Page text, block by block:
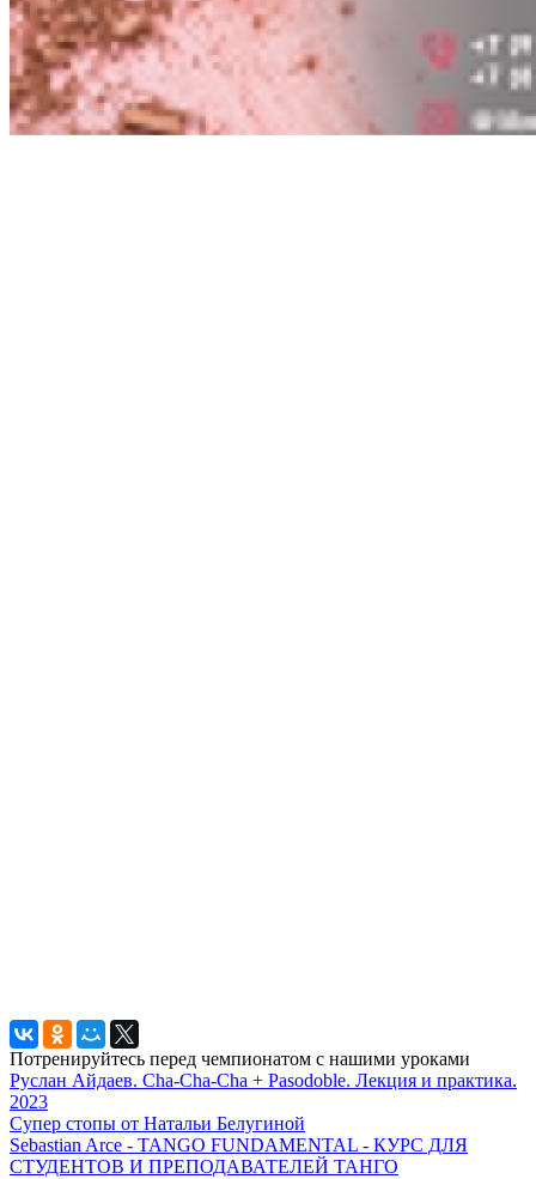
Потренируйтесь перед чемпионатом с нашими уроками
Руслан Айдаев. Cha-Cha-Cha + Pasodoble. Лекция и практика.
2023
Супер стопы от Натальи Белугиной
Sebastian Arce - TANGO FUNDAMENTAL - КУРС ДЛЯ
СТУДЕНТОВ И ПРЕПОДАВАТЕЛЕЙ ТАНГО